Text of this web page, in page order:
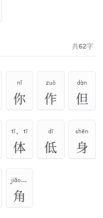
共62字
nǐ
你
zuò
作
dàn
但
tǐ、tī
体
dī
低
shēn
身
jiǎo、jué
角